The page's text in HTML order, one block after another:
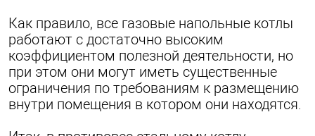
Как правило, все газовые напольные котлы
работают с достаточно высоким
коэффициентом полезной деятельности, но
при этом они могут иметь существенные
ограничения по требованиям к размещению
внутри помещения в котором они находятся.